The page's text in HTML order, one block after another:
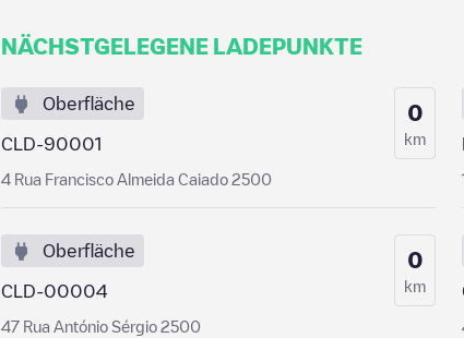
NÄCHSTGELEGENE LADEPUNKTE
Oberfläche
CLD-90001
4 Rua Francisco Almeida Caiado 2500
0
km
Oberfläche
CLD-00004
47 Rua António Sérgio 2500
0
km